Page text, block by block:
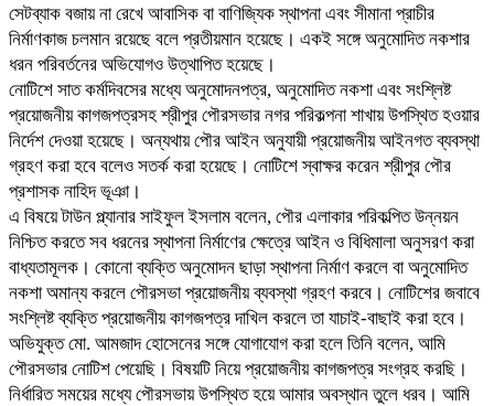
সেটব্যাক বজায় না রেখে আবাসিক বা বাণিজ্যিক স্থাপনা এবং সীমানা প্রাচীর
নির্মাণকাজ চলমান রয়েছে বলে প্রতীয়মান হয়েছে। একই সঙ্গে অনুমোদিত নকশার
ধরন পরিবর্তনের অভিযোগও উত্থাপিত হয়েছে।
নোটিশে সাত কর্মদিবসের মধ্যে অনুমোদনপত্র, অনুমোদিত নকশা এবং সংশ্লিষ্ট
প্রয়োজনীয় কাগজপত্রসহ শ্রীপুর পৌরসভার নগর পরিকল্পনা শাখায় উপস্থিত হওয়ার
নির্দেশ দেওয়া হয়েছে। অন্যথায় পৌর আইন অনুযায়ী প্রয়োজনীয় আইনগত ব্যবস্থা
গ্রহণ করা হবে বলেও সতর্ক করা হয়েছে। নোটিশে স্বাক্ষর করেন শ্রীপুর পৌর
প্রশাসক নাহিদ ভূঞা।
এ বিষয়ে টাউন প্ল্যানার সাইফুল ইসলাম বলেন, পৌর এলাকার পরিকল্পিত উন্নয়ন
নিশ্চিত করতে সব ধরনের স্থাপনা নির্মাণের ক্ষেত্রে আইন ও বিধিমালা অনুসরণ করা
বাধ্যতামূলক। কোনো ব্যক্তি অনুমোদন ছাড়া স্থাপনা নির্মাণ করলে বা অনুমোদিত
নকশা অমান্য করলে পৌরসভা প্রয়োজনীয় ব্যবস্থা গ্রহণ করবে। নোটিশের জবাবে
সংশ্লিষ্ট ব্যক্তি প্রয়োজনীয় কাগজপত্র দাখিল করলে তা যাচাই-বাছাই করা হবে।
অভিযুক্ত মো. আমজাদ হোসেনের সঙ্গে যোগাযোগ করা হলে তিনি বলেন, আমি
পৌরসভার নোটিশ পেয়েছি। বিষয়টি নিয়ে প্রয়োজনীয় কাগজপত্র সংগ্রহ করছি।
নির্ধারিত সময়ের মধ্যে পৌরসভায় উপস্থিত হয়ে আমার অবস্থান তুলে ধরব। আমি